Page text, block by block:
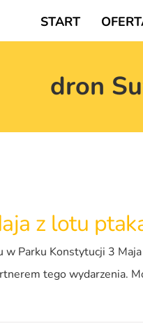
START
dron
z lotu
Parku Konstytucji 3
tego